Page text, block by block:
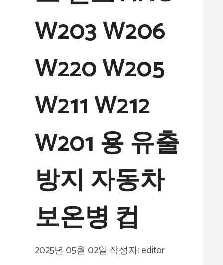
W203 W206
W220 W205
W211 W212
W201 용 유출
방지 자동차
보온병 컵
2025년 05월 02일 작성자:editor